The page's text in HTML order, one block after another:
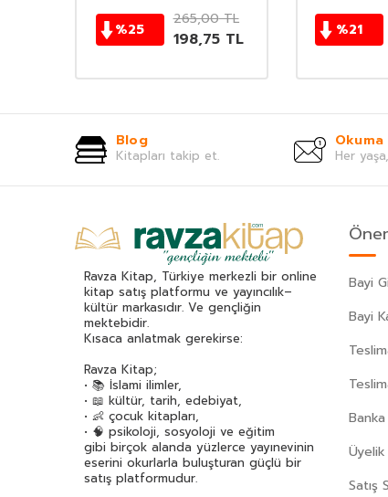
%25
265,00TL
198,75TL %21
Blog
Kitapları takip et. Her
Ravza Kitap, Türkiye merkezli bir online
kitap satış platformu ve yayıncılık–
kültür markasıdır. Ve gençliğin
mektebidir.
Kısaca anlatmak gerekirse:
Ravza Kitap;
• 📚 İslami ilimler,
• 📖 kültür, tarih, edebiyat,
• 👶 çocuk kitapları,
• 🧠 psikoloji, sosyoloji ve eğitim
gibi birçok alanda yüzlerce yayınevinin
eserini okurlarla buluşturan güçlü bir
satış platformudur.
Bayi
Bayi
Satış